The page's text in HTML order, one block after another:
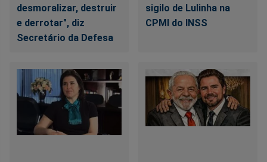
desmoralizar, destruir
e derrotar", diz
Secretário da Defesa
sigilo de Lulinha na
CPMI do INSS